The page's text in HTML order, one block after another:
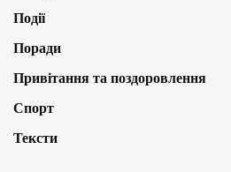
Події
Поради
Привітання та поздоровлення
Спорт
Тексти